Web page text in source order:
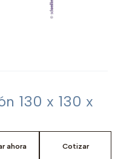
130 x 130 x
ahora Cotizar